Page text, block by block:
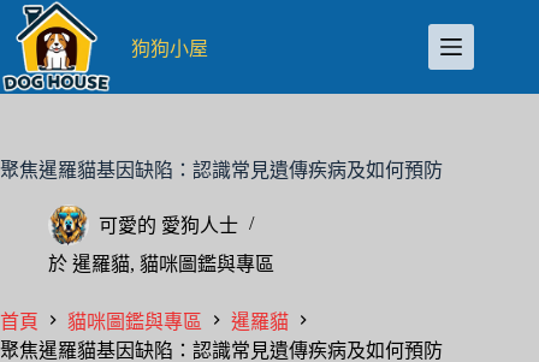
至
主
容
狗狗小屋
聚焦暹羅貓基因缺陷：認識常見遺傳疾病及如何預防
可愛的 愛狗人士
於 暹羅貓, 貓咪圖鑑與專區
首頁 貓咪圖鑑與專區
暹羅貓
聚焦暹羅貓基因缺陷：認識常見遺傳疾病及如何預防